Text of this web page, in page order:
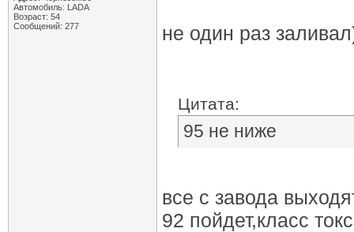
Автомобиль: LADA
Возраст: 54
Сообщений: 277
не один раз
Цитата:
95 не ниже
все с завода
92 пойдет,класс